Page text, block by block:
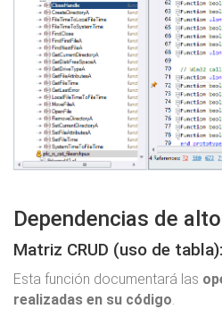
Dependencias de
Matriz CRUD (uso de tabla):
Esta función documentará las
realizadas en su código